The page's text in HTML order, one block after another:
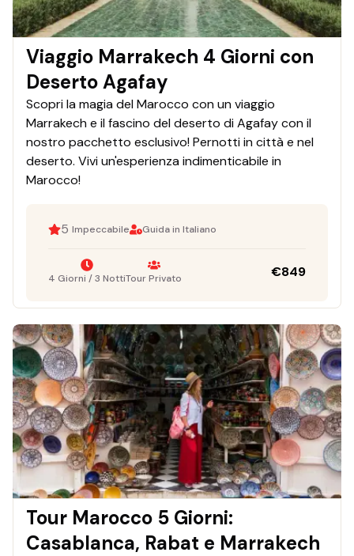
Viaggio Marrakech 4 Giorni con
Deserto Agafay
Scopri la magia del Marocco con un viaggio
Marrakech e il fascino del deserto di Agafay con il
nostro pacchetto esclusivo! Pernotti in città e nel
deserto. Vivi un'esperienza indimenticabile in
Marocco!
5 Impeccabile Guida in Italiano
4 Giorni / 3 NottiTour Privato €849
Tour Marocco 5 Giorni:
Casablanca, Rabat e Marrakech